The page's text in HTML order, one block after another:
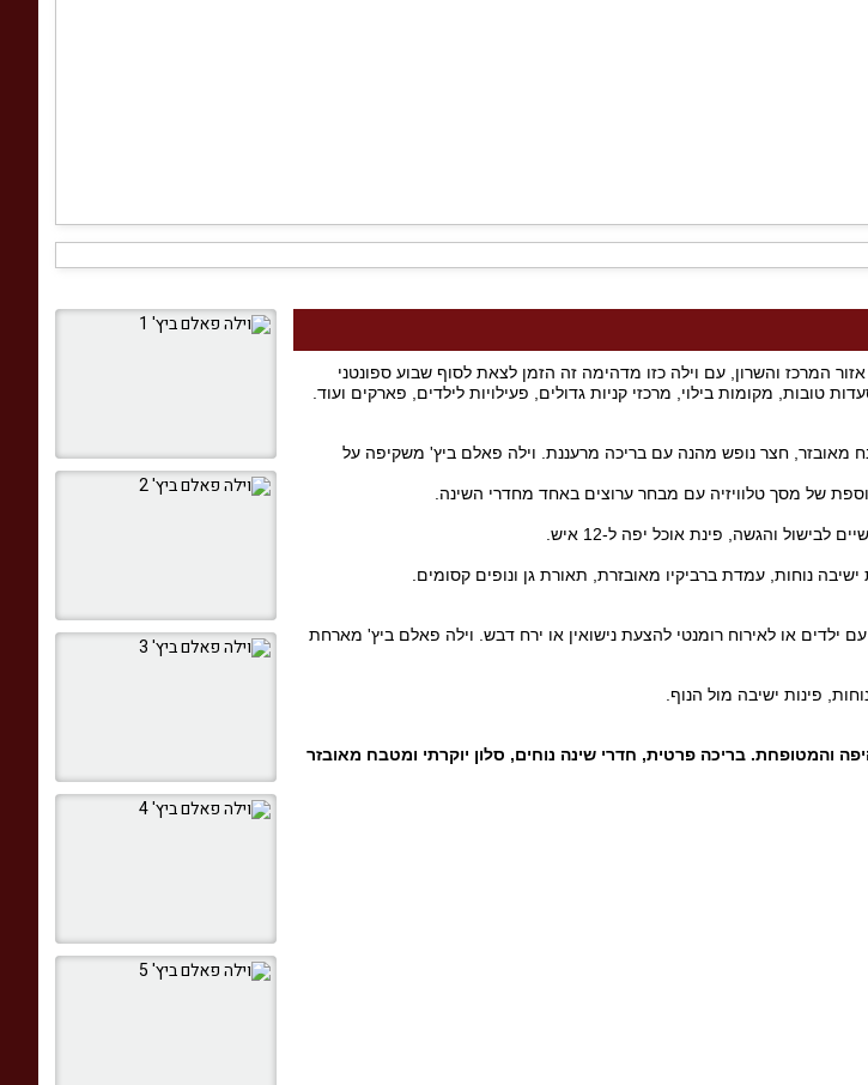
המרכז והשרון, עם וילה כזו מדהימה זה הזמן לצאת לסוף שבוע ספונטני
מקומות בילוי, מרכזי קניות גדולים, פעילויות לילדים, פארקים ועוד.
רחצה מאובזרים, 3 שירותים, סלון יוקרתי, מטבח מאובזר, חצר נופש מהנה עם בריכה מרעננת. וילה פאלם ביץ' משקיפה על
של מסך טלוויזיה עם מבחר ערוצים באחד מחדרי השינה.
והגשה, פינת אוכל יפה ל-12 איש.
נוחות, עמדת ברביקיו מאובזרת, תאורת גן ונופים קסומים.
ילדים או לאירוח רומנטי להצעת נישואין או ירח דבש. וילה פאלם ביץ' מארחת
פינות ישיבה מול הנוף.
והמטופחת. בריכה פרטית, חדרי שינה נוחים, סלון יוקרתי ומטבח מאובזר